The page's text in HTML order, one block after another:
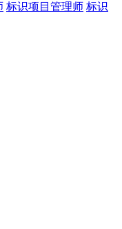
标识项目管理师 标识